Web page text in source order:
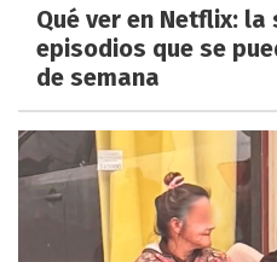
Qué ver en Netflix:
episodios que se
de semana